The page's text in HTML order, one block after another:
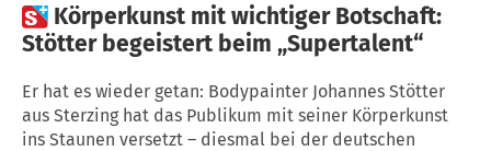
 Körperkunst mit wichtiger Botschaft:
Stötter begeistert beim „Supertalent“
Er hat es wieder getan: Bodypainter Johannes Stötter
aus Sterzing hat das Publikum mit seiner Körperkunst
ins Staunen versetzt – diesmal bei der deutschen